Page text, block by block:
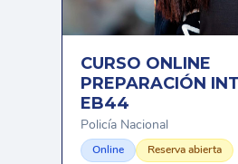
CURSO ONLINE
PREPARACIÓN
EB44
Policía Nacional
Online Reserva abierta